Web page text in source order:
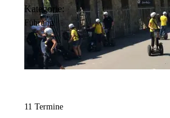
Kategorie:
Führung
11 Termine